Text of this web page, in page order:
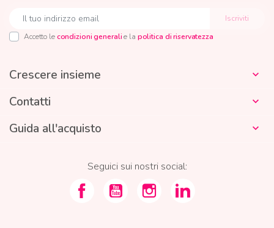
Accetto lecondizioni generalie la politica di riservatezza
Crescere insieme 
Contatti 
Guida all'acquisto 
Seguici sui nostri social: